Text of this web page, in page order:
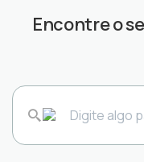
Encontre o
Ambiente
Ver
Planejamento
Urbano
Ver
serviços
Municipal
de
Finanças
serviços